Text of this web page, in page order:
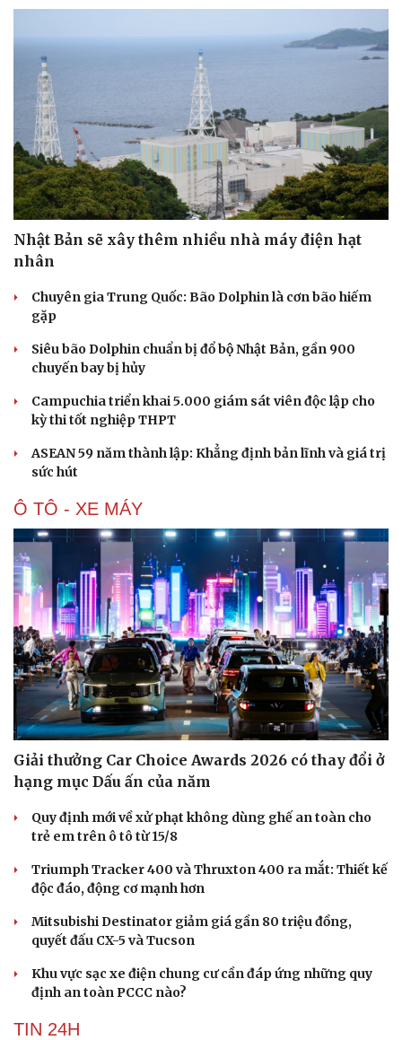
Du lịch
Tư vấn
Săn Tour
check-in
Podcast
Câu chuyện thời
Đọc truyện đêm
Hạt giống tâm hồn
Nhật Bản sẽ xây thêm nhiều nhà máy điện hạt
nhân
Chuyên gia Trung Quốc: Bão Dolphin là cơn bão hiếm
gặp
Siêu bão Dolphin chuẩn bị đổ bộ Nhật Bản, gần 900
chuyến bay bị hủy
Campuchia triển khai 5.000 giám sát viên độc lập cho
kỳ thi tốt nghiệp THPT
ASEAN 59 năm thành lập: Khẳng định bản lĩnh và giá trị
sức hút
Ô TÔ - XE MÁY
Giải thưởng Car Choice Awards 2026 có thay đổi ở
hạng mục Dấu ấn của năm
Quy định mới về xử phạt không dùng ghế an toàn cho
trẻ em trên ô tô từ 15/8
Triumph Tracker 400 và Thruxton 400 ra mắt: Thiết kế
độc đáo, động cơ mạnh hơn
Mitsubishi Destinator giảm giá gần 80 triệu đồng,
quyết đấu CX-5 và Tucson
Khu vực sạc xe điện chung cư cần đáp ứng những quy
định an toàn PCCC nào?
TIN 24H